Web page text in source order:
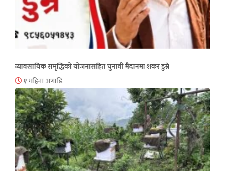
व्यावसायिक समृद्धिको योजनासहित चुनावी मैदानमा शंकर डुम्रे
१ महिना अगाडि